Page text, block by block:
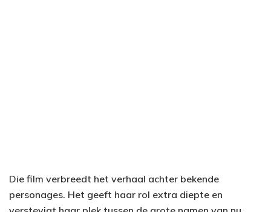
Die film verbreedt het verhaal achter bekende
personages. Het geeft haar rol extra diepte en